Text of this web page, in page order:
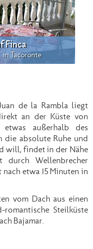
Finca
in Tacoronte
de la Rambla liegt
an der Küste von
außerhalb des
absolute Ruhe und
will, findet in der Nähe
Wellenbrecher
etwa 15 Minuten in
vom Dach aus einen
Steilküste
Bajamar.